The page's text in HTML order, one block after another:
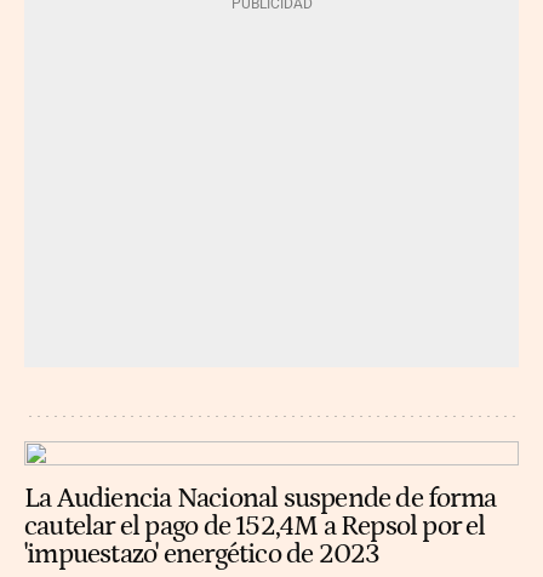
La Audiencia Nacional suspende de forma
cautelar el pago de 152,4M a Repsol por el
'impuestazo' energético de 2023